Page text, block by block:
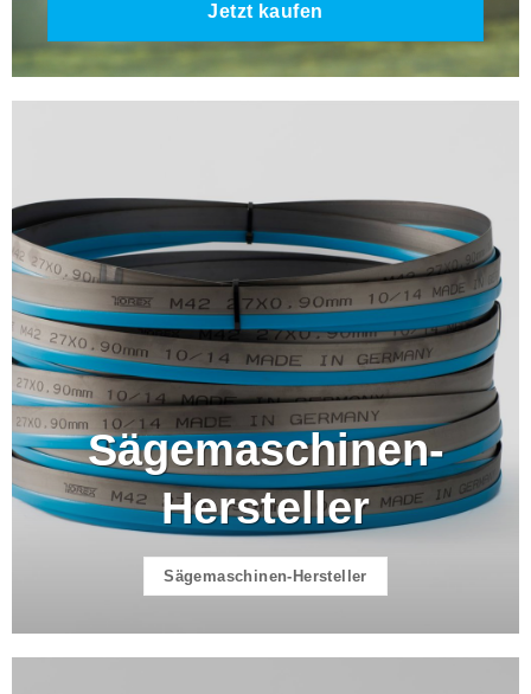
Jetzt kaufen
Sägemaschinen-
Hersteller
Sägemaschinen-Hersteller